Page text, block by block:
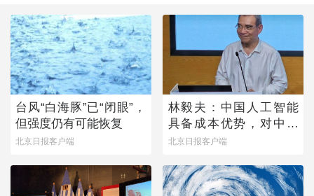
台风“白海豚”已“闭眼”，
但强度仍有可能恢复
北京日报客户端
林毅夫：中国人工智能
具备成本优势，对中国
与美国竞争有信心
北京日报客户端